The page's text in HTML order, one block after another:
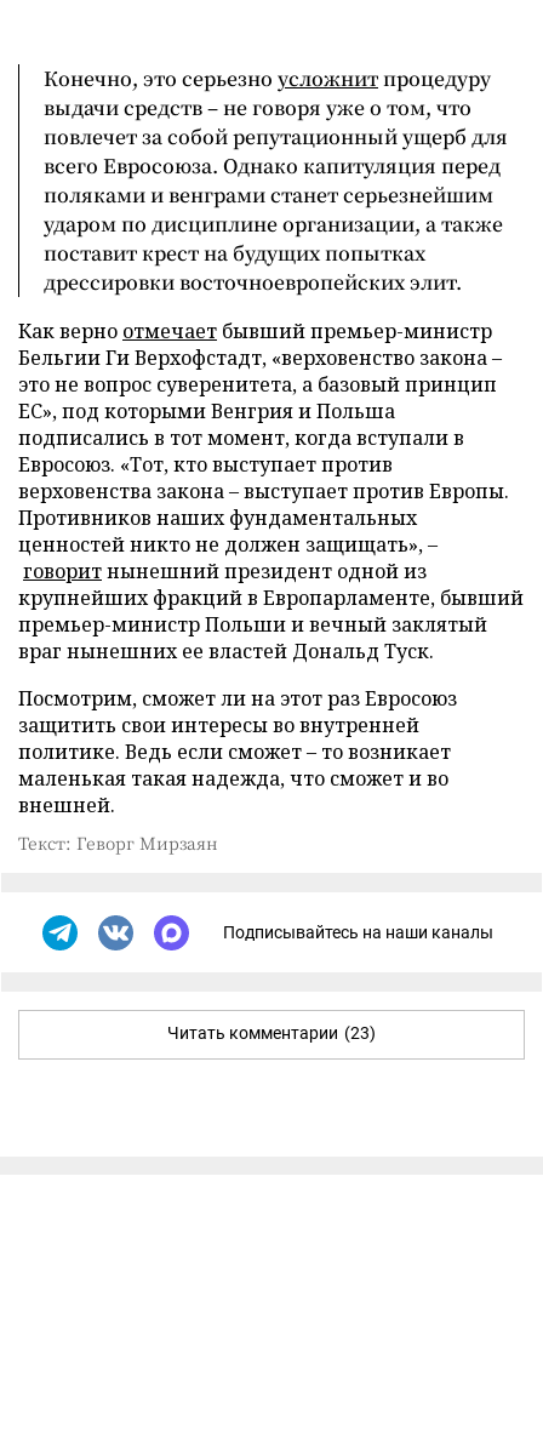
Конечно, это серьезно усложнитпроцедуру
выдачи средств – не говоря уже о том, что
повлечет за собой репутационный ущерб для
всего Евросоюза. Однако капитуляция перед
поляками и венграми станет серьезнейшим
ударом по дисциплине организации, а также
поставит крест на будущих попытках
дрессировки восточноевропейских элит.
Как верно отмечает бывший премьер-министр
Бельгии Ги Верхофстадт, «верховенство закона –
это не вопрос суверенитета, а базовый принцип
ЕС», под которыми Венгрия и Польша
подписались в тот момент, когда вступали в
Евросоюз. «Тот, кто выступает против
верховенства закона – выступает против Европы.
Противников наших фундаментальных
ценностей никто не должен защищать», –
говоритнынешний президент одной из
крупнейших фракций в Европарламенте, бывший
премьер-министр Польши и вечный заклятый
враг нынешних ее властей Дональд Туск.
Посмотрим, сможет ли на этот раз Евросоюз
защитить свои интересы во внутренней
политике. Ведь если сможет – то возникает
маленькая такая надежда, что сможет и во
внешней.
Текст: Геворг Мирзаян
Подписывайтесь на наши каналы
Читать комментарии (23)